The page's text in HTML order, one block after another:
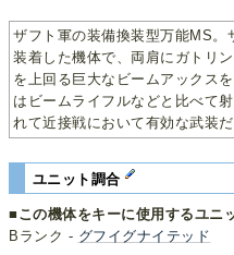
ザフト軍の装備換装型万能MS。
装着した機体で、両肩にガトリ
を上回る巨大なビームアックス
はビームライフルなどと比べて
れて近接戦において有効な武装だ
ユニット調合
■この機体をキーに使用するユニ
Bランク - グフイグナイテッド